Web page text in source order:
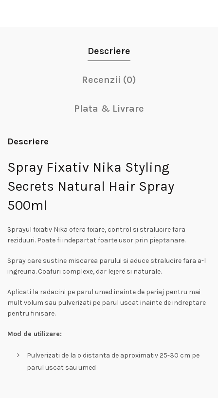
Descriere
Recenzii (0)
Plata & Livrare
Descriere
Spray Fixativ Nika Styling
Secrets Natural Hair Spray
500ml
Sprayul fixativ Nika ofera fixare, control si stralucire fara
reziduuri. Poate fi indepartat foarte usor prin pieptanare.
Spray care sustine miscarea parului si aduce stralucire fara a-l
ingreuna. Coafuri complexe, dar lejere si naturale.
Aplicati la radacini pe parul umed inainte de periaj pentru mai
mult volum sau pulverizati pe parul uscat inainte de indreptare
pentru finisare.
Mod de utilizare:
Pulverizati de la o distanta de aproximativ 25-30 cm pe
parul uscat sau umed